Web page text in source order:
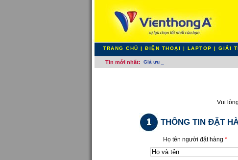
TRANG CHỦ | ĐIỆN THOẠI | LAPTOP | GIẢI
Tin mới nhất: Giá ưu đãi _
Vui
THÔNG TIN ĐẶT
Họ tên người đặt hàng *